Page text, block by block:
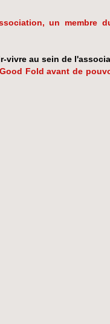
un membre
vivre au sein de
Fold avant de